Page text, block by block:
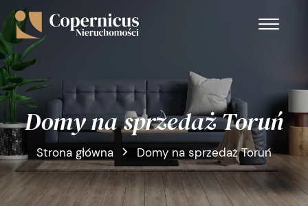
Domy na sprzedaż Toruń
Strona główna Domy na sprzedaż Toruń